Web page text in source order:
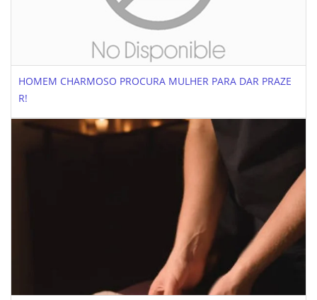
HOMEM CHARMOSO PROCURA MULHER PARA DAR PRAZE
R!